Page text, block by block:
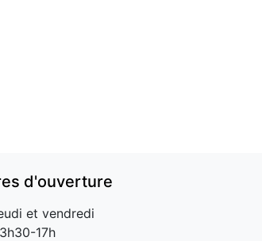
d'ouverture
et vendredi
17h